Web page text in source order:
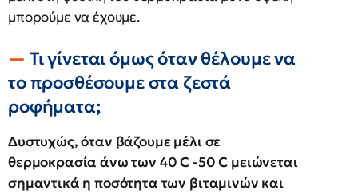
μπορούμε να έχουμε.
Τι γίνεται όμως όταν θέλουμε να
το προσθέσουμε στα ζεστά
ροφήματα;
Δυστυχώς, όταν βάζουμε μέλι σε
θερμοκρασία άνω των 40 C -50 C μειώνεται
σημαντικά η ποσότητα των βιταμινών και